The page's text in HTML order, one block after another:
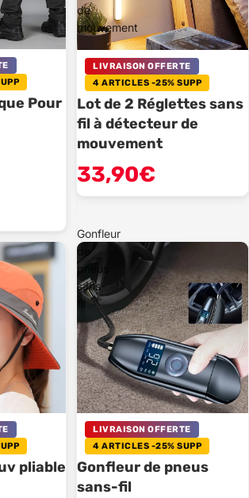
Pour
de
mouvement
LIVRAISON OFFERTE
4 ARTICLES -25% SUPP
Lot de 2 Réglettes sans
fil à détecteur de
mouvement
33,90€
pliable
Gonfleur
de
pneus
sans-
fil
LIVRAISON OFFERTE
4 ARTICLES -25% SUPP
Gonfleur de pneus
sans-fil